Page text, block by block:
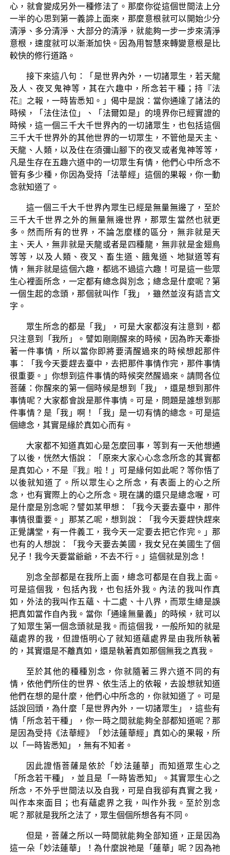
心，就會變成另外一種修法了。那麼你從這個世間法上分
一半的心思到第一義諦上面來，那麼意根就可以開始少分
清淨、多分清淨、大部分的清淨，就能夠一步一步來清淨
意根，速度就可以漸漸加快。因為用智慧來轉變意根是比
較快的修行道路。
接下來這八句：「是世界內外，一切諸眾生，若天龍
及人、夜叉鬼神等，其在六趣中，所念若干種；持『法
花』之報，一時皆悉知。」偈中是說：當你通達了諸法的
時候，「法住法位」、「法爾如是」的境界你已經實證的
時候，這一個三千大千世界內的一切諸眾生，也包括這個
三千大千世界外的其他世界的一切眾生，不管他是天主、
天龍、人類，以及住在須彌山腳下的夜叉或者鬼神等等，
凡是生存在五趣六道中的一切眾生有情，他們心中所念不
管有多少種，你因為受持「法華經」這個的果報，你一動
念就知道了。
這一個三千大千世界內眾生已經是無量無邊了，至於
三千大千世界之外的無量無邊世界，那眾生當然也就更
多。然而所有的世界，不論怎麼樣的區分，無非就是天
主、天人，無非就是天龍或者是四種龍，無非就是金翅鳥
等等，以及人類、夜叉、畜生道、餓鬼道、地獄道等有
情，無非就是這個六趣，都逃不過這六趣！可是這一些眾
生心裡面所念，一定都有總念與別念；總念是什麼呢？第
一個生起的念頭，那個就叫作「我」，雖然並沒有語言文
字。
眾生所念的都是「我」，可是大家都沒有注意到，都
只注意到「我所」。譬如剛剛醒來的時候，因為昨天牽掛
著一件事情，所以當你即將要清醒過來的時候想起那件
事：「我今天要趕去臺中，去把那件事情作完，那件事情
很重要。」你想到這件事情的時候突然醒過來。請問各位
菩薩：你醒來的第一個時候是想到「我」，還是想到那件
事情呢？大家都會說是那件事情。可是，問題是誰想到那
件事情？是「我」啊！「我」是一切有情的總念。可是這
個總念，其實是緣於真如心而有。
大家都不知道真如心是怎麼回事，等到有一天他想通
了以後，恍然大悟說：「原來大家心心念念所念的其實都
是真如心，不是『我』啦！」可是緣何如此呢？等你悟了
以後就知道了。所以眾生心之所念，有表面上的心之所
念，也有實際上的心之所念。現在講的還只是總念喔，可
是什麼是別念呢？譬如某甲想：「我今天要去臺中，那件
事情很重要。」那某乙呢，想到說：「我今天要趕快趕來
正覺講堂，有一件義工，我今天一定要去把它作完。」那
也有的人想說：「我今天要去美國，我女兒在美國生了個
兒子！我今天要當爺爺，不去不行。」這個就是別念！
別念全部都是在我所上面，總念可都是在自我上面。
可是這個我，包括內我，也包括外我。內法的我叫作真
如，外法的我叫作五蘊、十二處、十八界，而眾生總是誤
把真如當作自內我。當你「通達無量義」的時候，就可以
了知眾生第一個念頭就是我。而這個我，一般所知的就是
蘊處界的我，但證悟明心了就知道蘊處界是由我所執著
的，其實還是不離真如，還是執著真如那個無我之真我。
至於其他的種種別念，你就隨著三界六道不同的有
情，依他們所住的世界、依生活上的依報，去設想就知道
他們在想的是什麼，他們心中所念的，你就知道了。可是
話說回頭，為什麼「是世界內外，一切諸眾生」，這些有
情「所念若干種」，你一時之間就能夠全部都知道呢？那
是因為受持《法華經》「妙法蓮華經」真如心的果報，所
以「一時皆悉知」，無有不知者。
因此證悟菩薩是依於「妙法蓮華」而知道眾生心之
「所念若干種」，並且是「一時皆悉知」。其實眾生心之
所念，不外乎世間法以及自我，可是自我卻有真實之我，
叫作本來面目；也有蘊處界之我，叫作外我。至於別念
呢？那就是我所之法了，眾生個個所想各有不同。
但是，菩薩之所以一時間就能夠全部知道，正是因為
這一朵「妙法蓮華」！為什麼說祂是「蓮華」呢？因為祂